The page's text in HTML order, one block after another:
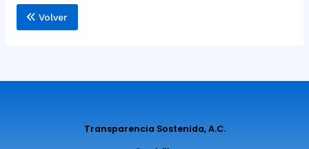
Volver
Transparencia Sostenida, A.C.